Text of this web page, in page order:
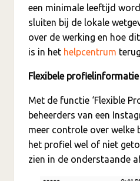
een minimale leeftijd
sluiten bij de lokale
over de werking en hoe
is in het helpcentrum
Flexibele profielinformatie
Met de functie ‘Flexible
beheerders van een
meer controle over
het profiel wel of niet
zien in de onderstaande